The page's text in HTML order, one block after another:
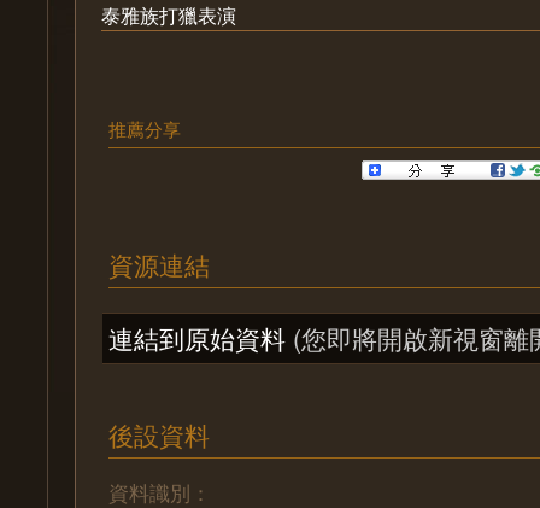
泰雅族打獵表演
推薦分享
資源連結
連結到原始資料 (您即將開啟新視窗離
後設資料
資料識別：